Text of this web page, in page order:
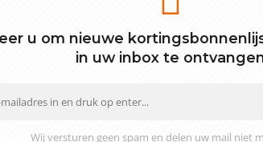
u om nieuwe
in uw inbox te
Wij versturen geen spam en delen uw mail niet